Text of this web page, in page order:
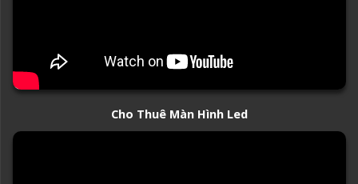
Cho Thuê Màn Hình Led